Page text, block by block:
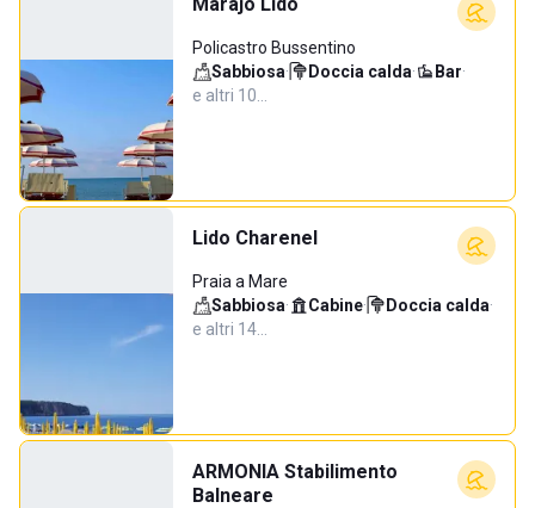
Policastro Bussentino
Sabbiosa· Doccia calda· Bar·
e altri 10…
Lido Charenel
Praia a Mare
Sabbiosa· Cabine· Doccia calda·
e altri 14…
ARMONIA Stabilimento
Balneare